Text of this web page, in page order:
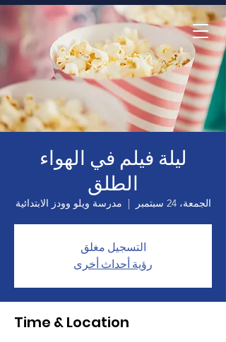
الصفحة الرئيسية
ليلة فيلم في الهواء
الطلق
الجمعة، 24 سبتمبر
  |
مدرسة ويلو وودز الابتدائية
التسجيل مغلق
رؤية أحداث أخرى
Time & Location